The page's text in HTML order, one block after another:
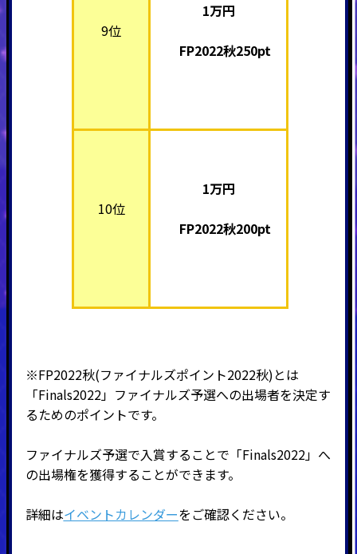
9位
1万円
FP2022秋250pt
10位
1万円
FP2022秋200pt
※FP2022秋(ファイナルズポイント2022秋)とは
「Finals2022」ファイナルズ予選への出場者を決定す
るためのポイントです。
ファイナルズ予選で入賞することで「Finals2022」へ
の出場権を獲得することができます。
詳細はイベントカレンダーをご確認ください。